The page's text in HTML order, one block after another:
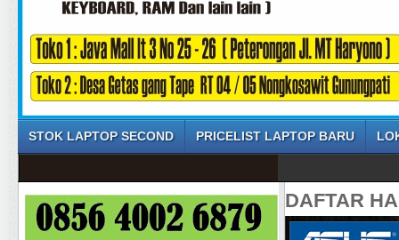
STOK LAPTOP SECOND PRICELIST LAPTOP BARU
DAFTAR